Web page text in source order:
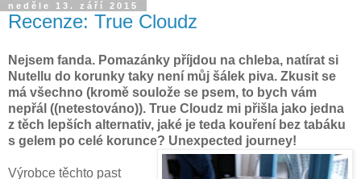
neděle 13. září 2015
Recenze: True Cloudz
Nejsem fanda. Pomazánky příjdou na chleba, natírat si
Nutellu do korunky taky není můj šálek piva. Zkusit se
má všechno (kromě soulože se psem, to bych vám
nepřál ((netestováno)). True Cloudz mi přišla jako jedna
z těch lepších alternativ, jaké je teda kouření bez tabáku
s gelem po celé korunce? Unexpected journey!
Výrobce těchto past